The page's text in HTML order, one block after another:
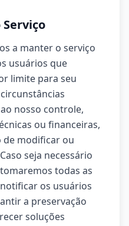
a manter o serviço
usuários que
limite para seu
nosso controle,
ou financeiras,
de modificar ou
seja necessário
todas as
os usuários
a preservação
soluções